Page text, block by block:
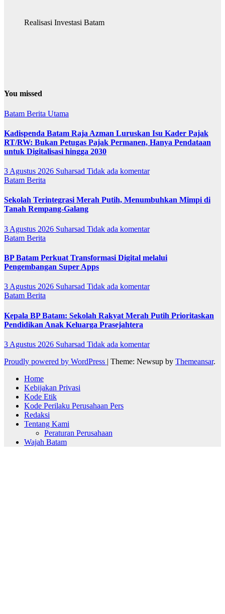
Realisasi Investasi Batam
You missed
Batam Berita Utama
Kadispenda Batam Raja Azman Luruskan Isu Kader Pajak
RT/RW: Bukan Petugas Pajak Permanen, Hanya Pendataan
untuk Digitalisasi hingga 2030
3 Agustus 2026 Suharsad Tidak ada komentar
Batam Berita
Sekolah Terintegrasi Merah Putih, Menumbuhkan Mimpi di
Tanah Rempang-Galang
3 Agustus 2026 Suharsad Tidak ada komentar
Batam Berita
BP Batam Perkuat Transformasi Digital melalui
Pengembangan Super Apps
3 Agustus 2026 Suharsad Tidak ada komentar
Batam Berita
Kepala BP Batam: Sekolah Rakyat Merah Putih Prioritaskan
Pendidikan Anak Keluarga Prasejahtera
3 Agustus 2026 Suharsad Tidak ada komentar
Proudly powered by WordPress | Theme: Newsup by Themeansar.
Home
Kebijakan Privasi
Kode Etik
Kode Perilaku Perusahaan Pers
Redaksi
Tentang Kami
Peraturan Perusahaan
Wajah Batam